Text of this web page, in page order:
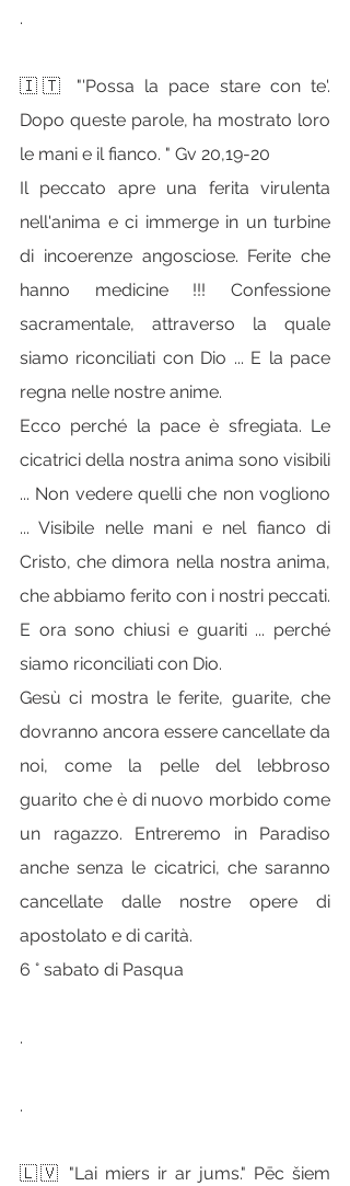
.
🇮🇹 "'Possa la pace stare con te'.
Dopo queste parole, ha mostrato loro
le mani e il fianco. " Gv 20,19-20
Il peccato apre una ferita virulenta
nell'anima e ci immerge in un turbine
di incoerenze angosciose. Ferite che
hanno medicine !!! Confessione
sacramentale, attraverso la quale
siamo riconciliati con Dio ... E la pace
regna nelle nostre anime.
Ecco perché la pace è sfregiata. Le
cicatrici della nostra anima sono visibili
... Non vedere quelli che non vogliono
... Visibile nelle mani e nel fianco di
Cristo, che dimora nella nostra anima,
che abbiamo ferito con i nostri peccati.
E ora sono chiusi e guariti ... perché
siamo riconciliati con Dio.
Gesù ci mostra le ferite, guarite, che
dovranno ancora essere cancellate da
noi, come la pelle del lebbroso
guarito che è di nuovo morbido come
un ragazzo. Entreremo in Paradiso
anche senza le cicatrici, che saranno
cancellate dalle nostre opere di
apostolato e di carità.
6 ° sabato di Pasqua
.
.
🇱🇻 "Lai miers ir ar jums." Pēc šiem